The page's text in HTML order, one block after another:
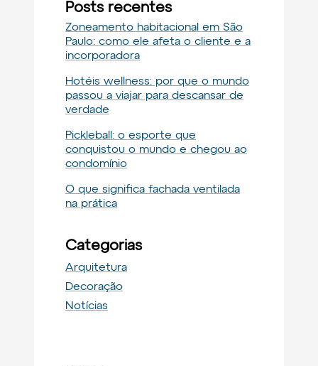
Posts recentes
Zoneamento habitacional em São
Paulo: como ele afeta o cliente e a
incorporadora
Hotéis wellness: por que o mundo
passou a viajar para descansar de
verdade
Pickleball: o esporte que
conquistou o mundo e chegou ao
condomínio
O que significa fachada ventilada
na prática
Categorias
Arquitetura
Decoração
Notícias